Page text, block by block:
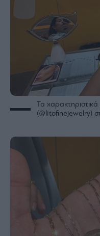
Τα
(@litofinejewelry)